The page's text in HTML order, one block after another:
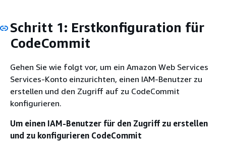
Schritt 1: Erstkonfiguration für
CodeCommit
Gehen Sie wie folgt vor, um ein Amazon Web Services
Services-Konto einzurichten, einen IAM-Benutzer zu
erstellen und den Zugriff auf zu CodeCommit
konfigurieren.
Um einen IAM-Benutzer für den Zugriff zu erstellen
und zu konfigurieren CodeCommit